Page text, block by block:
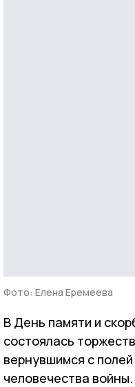
Фото: Елена Еремеева
В День памяти и
состоялась
вернувшимся с
человечества